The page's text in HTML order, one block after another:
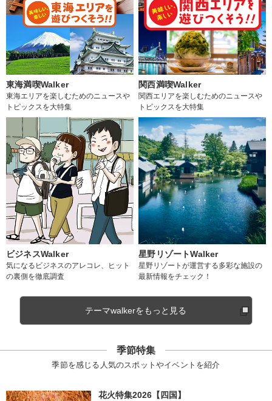
東海満喫Walker
東海エリアを楽しむためのニュースや
トピックスを大特集
関西満喫Walker
関西エリアを楽しむためのニュースや
トピックスを大特集
ビジネスWalker
気になるビジネスのアレコレ、ヒット
の裏側を徹底調査
星野リゾートWalker
星野リゾートが運営する多彩な施設の
最新情報をチェック！
テーマwalkerをもっと見る
季節特集
季節を感じる人気のスポットやイベントを紹介
花火特集2026【四国】